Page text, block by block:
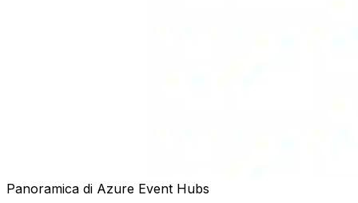
Panoramica di Azure Event Hubs